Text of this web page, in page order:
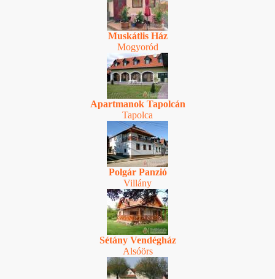
Muskátlis Ház
Mogyoród
Apartmanok Tapolcán
Tapolca
Polgár Panzió
Villány
Sétány Vendégház
Alsóörs